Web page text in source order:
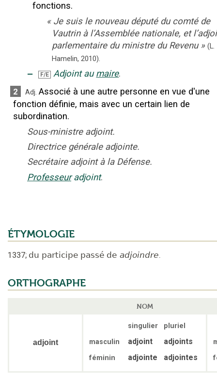
fonctions.
« Je suis le nouveau député du comté de
Vautrin à l’Assemblée nationale, et
parlementaire du ministre du Revenu » (L.
Hamelin, 2010).
‒ F/E Adjoint au maire.
2 Adj. Associé à une autre personne en vue d'une
fonction définie, mais avec un certain lien de
subordination.
Sous-ministre adjoint.
Directrice générale adjointe.
Secrétaire adjoint à la Défense.
Professeur adjoint.
ÉTYMOLOGIE
1337; du participe passé de adjoindre.
ORTHOGRAPHE
NOM
adjoint
singulier
pluriel
masculin
adjoint adjoints
féminin adjointe adjointes